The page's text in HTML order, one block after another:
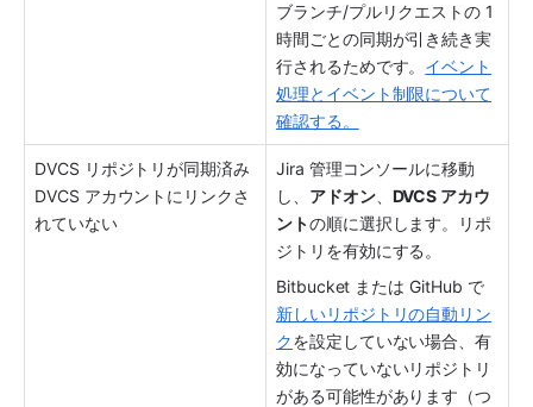
ブランチ/プルリクエストの 1
時間ごとの同期が引き続き実
行されるためです。 イベント
処理とイベント制限について
確認する。
DVCS リポジトリが同期済み
DVCS アカウントにリンクさ
れていない
Jira 管理コンソールに移動
し、 アドオン、 DVCS アカウ
ントの順に選択します。リポ
ジトリを有効にする。
Bitbucket または GitHub で
新しいリポジトリの自動リン
クを設定していない場合、有
効になっていないリポジトリ
がある可能性があります（つ